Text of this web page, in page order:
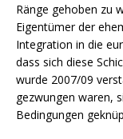
Ränge gehoben zu
Eigentümer der
Integration in die
dass sich diese
wurde 2007/09
gezwungen waren,
Bedingungen